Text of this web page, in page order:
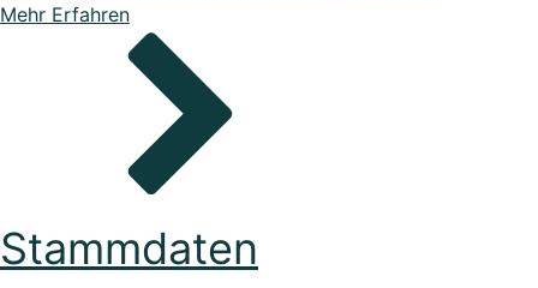
Mehr Erfahren
Stammdaten